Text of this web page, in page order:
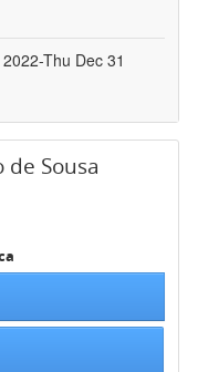
Thu Dec 31
Sousa